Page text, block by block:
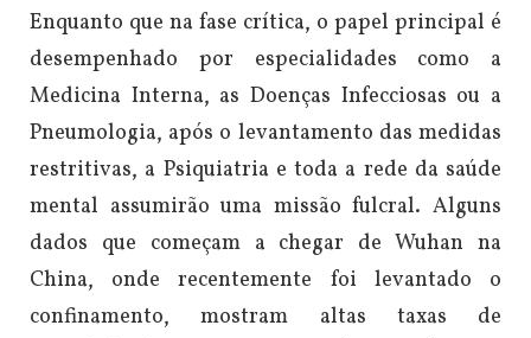
Enquanto que na fase crítica, o papel principal é
desempenhado por especialidades como a
Medicina Interna, as Doenças Infecciosas ou a
Pneumologia, após o levantamento das medidas
restritivas, a Psiquiatria e toda a rede da saúde
mental assumirão uma missão fulcral. Alguns
dados que começam a chegar de Wuhan na
China, onde recentemente foi levantado o
confinamento, mostram altas taxas de